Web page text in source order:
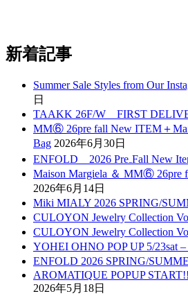
新着記事
Summer Sale Styles from Our
日
TAAKK 26F/W FIRST
MM⑥ 26pre fall New ITEM＋
Bag 2026年6月30日
ENFOLD 2026 Pre₋Fall New
Maison Margiela ＆ MM⑥ 26pre
2026年6月14日
Miki MIALY 2026 SPRING/
CULOYON Jewelry Collection
CULOYON Jewelry Collection
YOHEI OHNO POP UP 5/23sat –
ENFOLD 2026 SPRING/
AROMATIQUE POPUP
2026年5月18日